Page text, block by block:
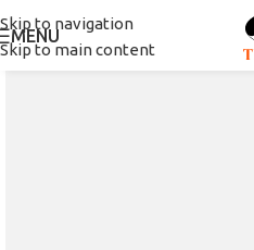
Skip to navigation
Skip to main content
MENU